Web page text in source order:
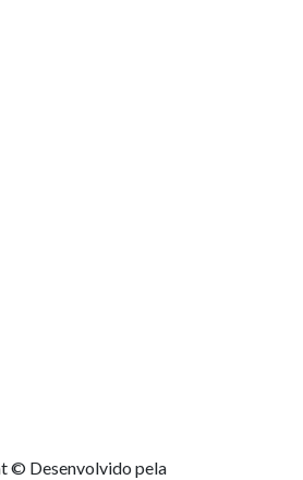
© Desenvolvido pela